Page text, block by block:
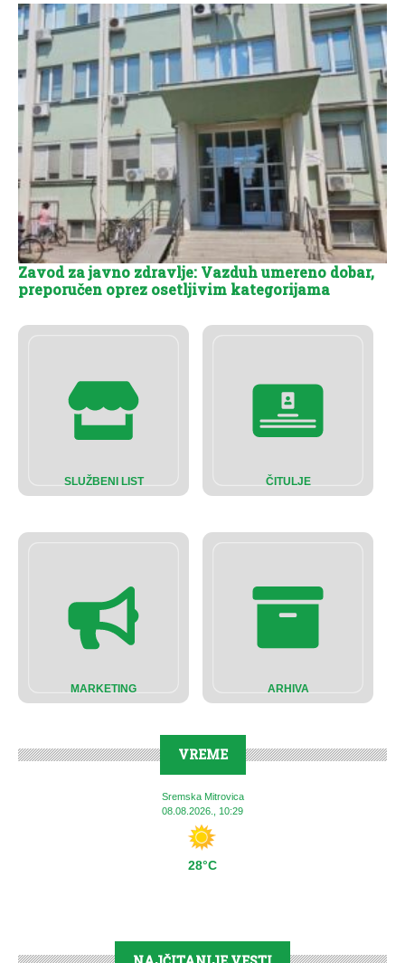
SLUŽBENI LIST ČITULJE
MARKETING ARHIVA
VREME
Sremska Mitrovica
08.08.2026., 10:29
28°C
Zavod za javno zdravlje: Vazduh umereno dobar,
preporučen oprez osetljivim kategorijama